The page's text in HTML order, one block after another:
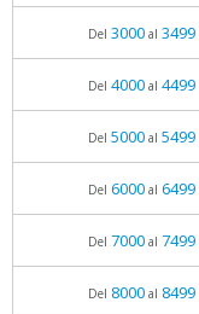
Del 3000al 3499
Del 4000al 4499
Del 5000al 5499
Del 6000al 6499
Del 7000al 7499
Del 8000al 8499